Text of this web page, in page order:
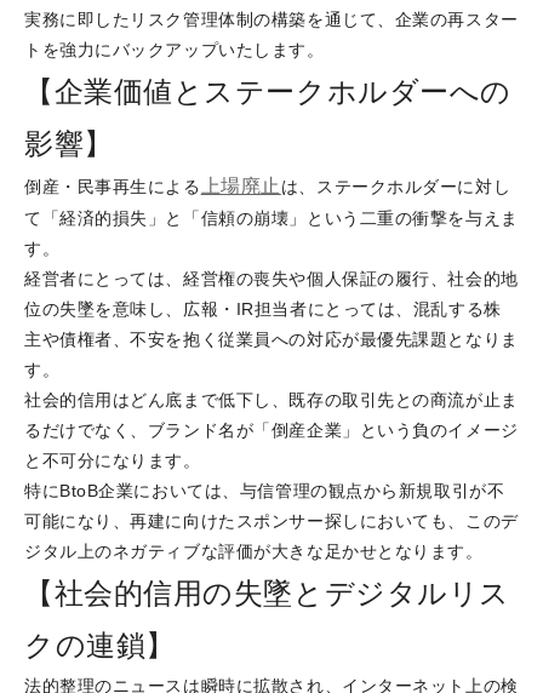
実務に即したリスク管理体制の構築を通じて、企業の再スター
トを強力にバックアップいたします。
【企業価値とステークホルダーへの
影響】
倒産・民事再生による 上場廃止 は、ステークホルダーに対し
て「経済的損失」と「信頼の崩壊」という二重の衝撃を与えま
す。
経営者にとっては、経営権の喪失や個人保証の履行、社会的地
位の失墜を意味し、広報・IR担当者にとっては、混乱する株
主や債権者、不安を抱く従業員への対応が最優先課題となりま
す。
社会的信用はどん底まで低下し、既存の取引先との商流が止ま
るだけでなく、ブランド名が「倒産企業」という負のイメージ
と不可分になります。
特にBtoB企業においては、与信管理の観点から新規取引が不
可能になり、再建に向けたスポンサー探しにおいても、このデ
ジタル上のネガティブな評価が大きな足かせとなります。
【社会的信用の失墜とデジタルリス
クの連鎖】
法的整理のニュースは瞬時に拡散され、インターネット上の検